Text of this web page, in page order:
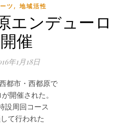
ツ, 地域活性
エンデューロ
開催
年1月18日
都市・西都原で
開催された。
設周回コース
て行われた